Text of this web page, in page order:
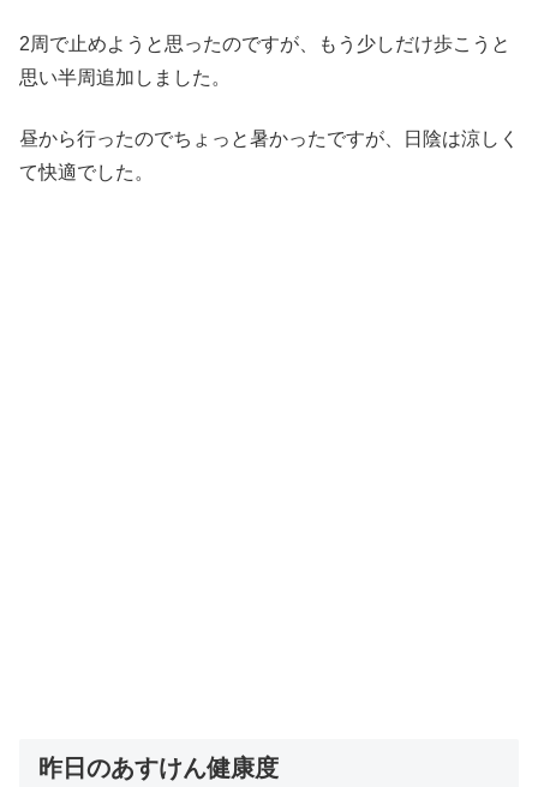
2周で止めようと思ったのですが、もう少しだけ歩こうと
思い半周追加しました。
昼から行ったのでちょっと暑かったですが、日陰は涼しく
て快適でした。
昨日のあすけん健康度